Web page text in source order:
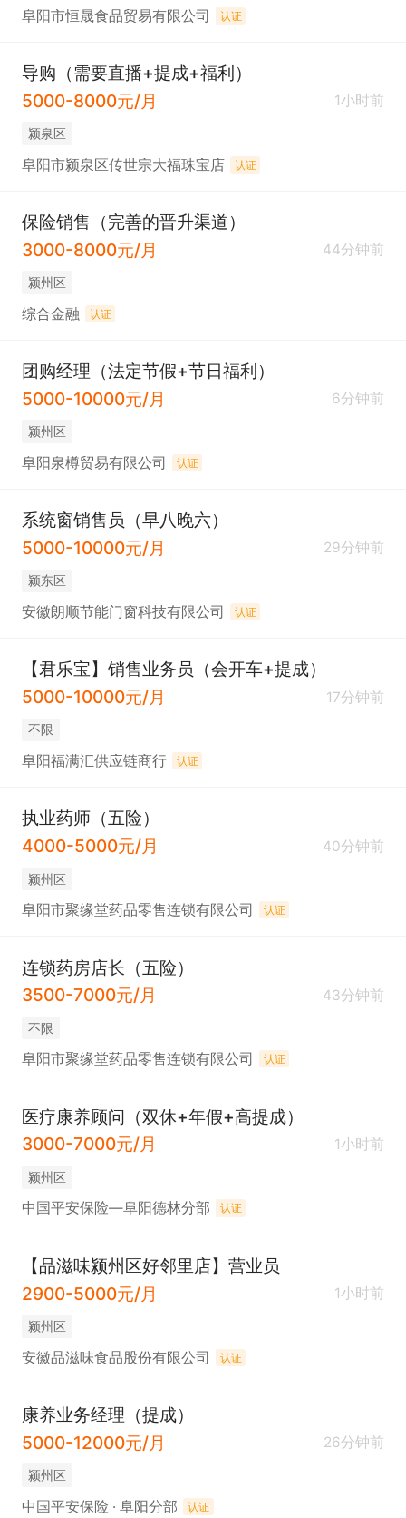
阜阳市恒晟食品贸易有限公司 认证
导购（需要直播+提成+福利）
5000-8000元/月
1小时前
颍泉区
阜阳市颍泉区传世宗大福珠宝店 认证
保险销售（完善的晋升渠道）
3000-8000元/月
44分钟前
颍州区
综合金融 认证
团购经理（法定节假+节日福利）
5000-10000元/月
6分钟前
颍州区
阜阳泉樽贸易有限公司 认证
系统窗销售员（早八晚六）
5000-10000元/月
29分钟前
颍东区
安徽朗顺节能门窗科技有限公司 认证
【君乐宝】销售业务员（会开车+提成）
5000-10000元/月
17分钟前
不限
阜阳福满汇供应链商行 认证
执业药师（五险）
4000-5000元/月
40分钟前
颍州区
阜阳市聚缘堂药品零售连锁有限公司 认证
连锁药房店长（五险）
3500-7000元/月
43分钟前
不限
阜阳市聚缘堂药品零售连锁有限公司 认证
医疗康养顾问（双休+年假+高提成）
3000-7000元/月
1小时前
颍州区
中国平安保险—阜阳德林分部 认证
【品滋味颍州区好邻里店】营业员
2900-5000元/月
1小时前
颍州区
安徽品滋味食品股份有限公司 认证
康养业务经理（提成）
5000-12000元/月
26分钟前
颍州区
中国平安保险 · 阜阳分部 认证